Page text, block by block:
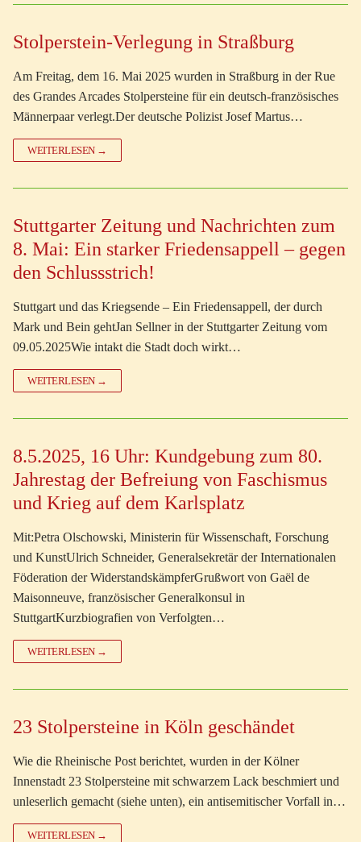
Stolperstein-Verlegung in Straßburg
Am Freitag, dem 16. Mai 2025 wurden in Straßburg in der Rue
des Grandes Arcades Stolpersteine für ein deutsch-französisches
Männerpaar verlegt.Der deutsche Polizist Josef Martus…
WEITERLESEN →
Stuttgarter Zeitung und Nachrichten zum
8. Mai: Ein starker Friedensappell – gegen
den Schlussstrich!
Stuttgart und das Kriegsende – Ein Friedensappell, der durch
Mark und Bein gehtJan Sellner in der Stuttgarter Zeitung vom
09.05.2025Wie intakt die Stadt doch wirkt…
WEITERLESEN →
8.5.2025, 16 Uhr: Kundgebung zum 80.
Jahrestag der Befreiung von Faschismus
und Krieg auf dem Karlsplatz
Mit:Petra Olschowski, Ministerin für Wissenschaft, Forschung
und KunstUlrich Schneider, Generalsekretär der Internationalen
Föderation der WiderstandskämpferGrußwort von Gaël de
Maisonneuve, französischer Generalkonsul in
StuttgartKurzbiografien von Verfolgten…
WEITERLESEN →
23 Stolpersteine in Köln geschändet
Wie die Rheinische Post berichtet, wurden in der Kölner
Innenstadt 23 Stolpersteine mit schwarzem Lack beschmiert und
unleserlich gemacht (siehe unten), ein antisemitischer Vorfall in…
WEITERLESEN →